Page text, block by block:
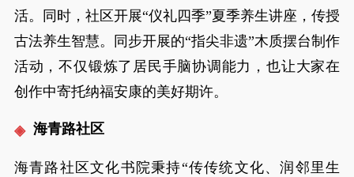
活。同时，社区开展“仪礼四季”夏季养生讲座，传授
古法养生智慧。同步开展的“指尖非遗”木质摆台制作
活动，不仅锻炼了居民手脑协调能力，也让大家在
创作中寄托纳福安康的美好期许。
海青路社区
海青路社区文化书院秉持“传传统文化、润邻里生